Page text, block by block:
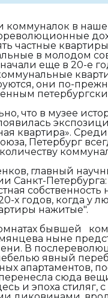
коммуналок в
частные
в молодом
начали еще в 20-е
они по-
что в музее
квартира».
Петербург
главный
Санкт-Петербурга:
собственность
х годов, когда у
нажитые".
бывшей
ныне
В
явный
апартаментов,
сюда
и эпоха стиляг, с